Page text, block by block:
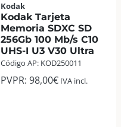
Kodak
Kodak Tarjeta
Memoria SDXC SD
256Gb 100 Mb/s C10
UHS-I U3 V30 Ultra
Código AP: KOD250011
PVPR: 98,00€ IVA incl.